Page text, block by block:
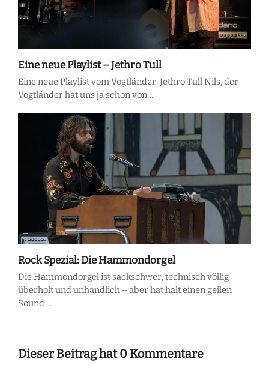
Eine neue Playlist – Jethro Tull
Eine neue Playlist vom Vogtländer: Jethro Tull Nils, der
Vogtländer hat uns ja schon von…
Rock Spezial: Die Hammondorgel
Die Hammondorgel ist sackschwer, technisch völlig
überholt und unhandlich – aber hat halt einen geilen
Sound ...
Dieser Beitrag hat 0 Kommentare